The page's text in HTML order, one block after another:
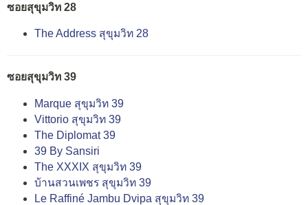
ซอยสุขุมวิท 28
The Address สุขุมวิท 28
ซอยสุขุมวิท 39
Marque สุขุมวิท 39
Vittorio สุขุมวิท 39
The Diplomat 39
39 By Sansiri
The XXXIX สุขุมวิท 39
บ้านสวนเพชร สุขุมวิท 39
Le Raffiné Jambu Dvipa สุขุมวิท 39